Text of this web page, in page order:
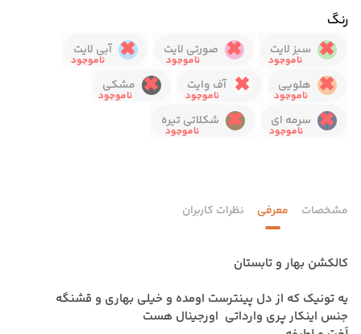
رنگ
سبز لایت صورتی لایت
آبی لایت
هلویی
آف وایت
مشکی
سرمه ای
شکلاتی تیره
مشخصات معرفی نظرات کاربران
کالکشن بهار و تابستان
یه تونیک که از دل پینترست اومده و خیلی بهاری و قشنگه
جنس اینکار پری وارداتی اورجینال هست